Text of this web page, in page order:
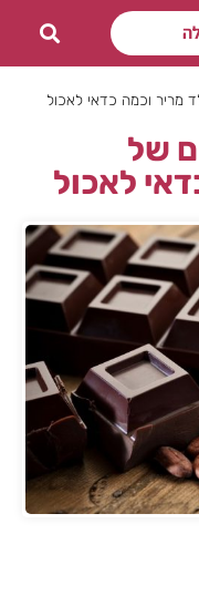
מריר וכמה כדאי לאכול
של
לאכול